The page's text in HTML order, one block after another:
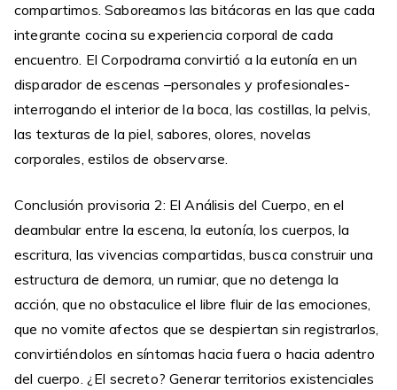
compartimos. Saboreamos las bitácoras en las que cada
integrante cocina su experiencia corporal de cada
encuentro. El Corpodrama convirtió a la eutonía en un
disparador de escenas –personales y profesionales-
interrogando el interior de la boca, las costillas, la pelvis,
las texturas de la piel, sabores, olores, novelas
corporales, estilos de observarse.
Conclusión provisoria 2: El Análisis del Cuerpo, en el
deambular entre la escena, la eutonía, los cuerpos, la
escritura, las vivencias compartidas, busca construir una
estructura de demora, un rumiar, que no detenga la
acción, que no obstaculice el libre fluir de las emociones,
que no vomite afectos que se despiertan sin registrarlos,
convirtiéndolos en síntomas hacia fuera o hacia adentro
del cuerpo. ¿El secreto? Generar territorios existenciales